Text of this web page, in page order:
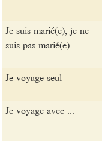
Je suis marié(e), je ne
suis pas marié(e)
Je voyage seul
Je voyage avec ...